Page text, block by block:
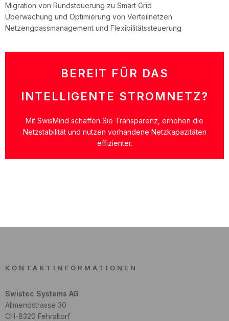
Migration von Rundsteuerung zu Smart Grid
Überwachung und Optimierung von Verteilnetzen
Netzengpassmanagement und Flexibilitätssteuerung
BEREIT FÜR DAS
INTELLIGENTE STROMNETZ?
Mit SwisMind schaffen Sie Transparenz, erhöhen die
Netzstabilität und nutzen vorhandene Netzkapazitäten
effizienter.
KONTAKTINFORMATIONEN
Swistec Systems AG
Allmendstrasse 30
CH-8320 Fehraltorf